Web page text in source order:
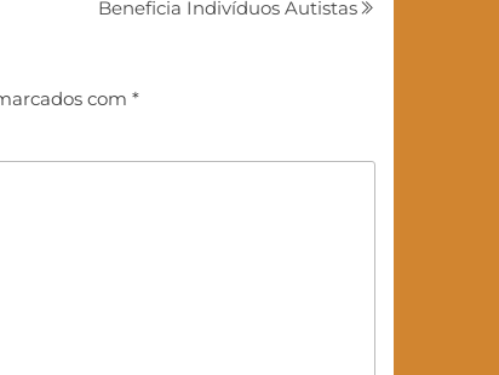
Beneficia Indivíduos Autistas
com *